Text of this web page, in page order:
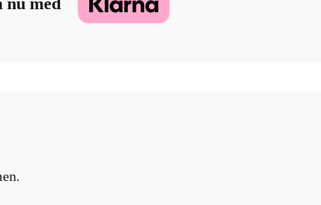
nu med